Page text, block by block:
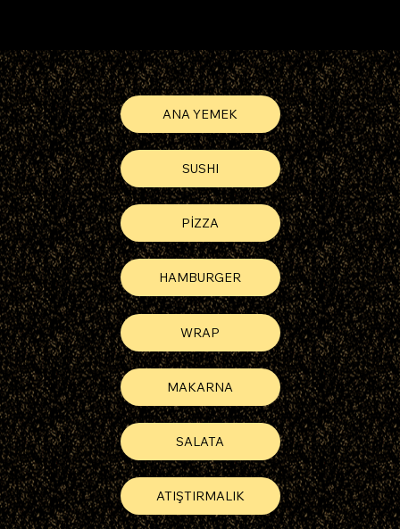
ANA YEMEK
SUSHI
PİZZA
HAMBURGER
WRAP
MAKARNA
SALATA
ATIŞTIRMALIK